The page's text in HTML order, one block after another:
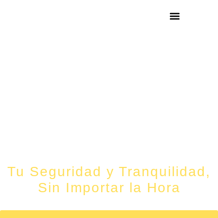
Tu Seguridad y Tranquilidad,
Sin Importar la Hora